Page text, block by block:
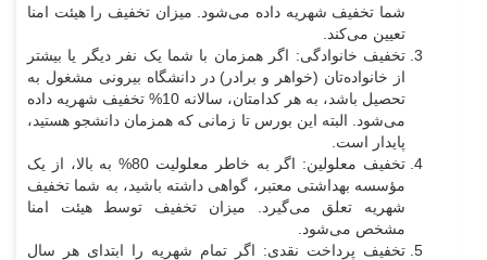
شما تخفیف شهریه داده می‌شود. میزان تخفیف را هیئت امنا
تعیین می‌کند.
تخفیف خانوادگی: اگر همزمان با شما یک نفر دیگر یا بیشتر
از خانواده‌تان (خواهر و برادر) در دانشگاه بیرونی مشغول به
تحصیل باشد، به هر کدامتان، سالانه 10% تخفیف شهریه داده
می‌شود. البته این بورس تا زمانی که همزمان دانشجو هستید،
پایدار است.
تخفیف معلولین: اگر به خاطر معلولیت 80% به بالا، از یک
مؤسسه بهداشتی معتبر، گواهی داشته باشید، به شما تخفیف
شهریه تعلق می‌گیرد. میزان تخفیف توسط هیئت امنا
مشخص می‌شود.
تخفیف پرداخت نقدی: اگر تمام شهریه را ابتدای هر سال